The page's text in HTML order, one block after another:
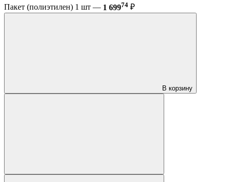
Пакет (полиэтилен) 1 шт — 1 69974 ₽
В корзину